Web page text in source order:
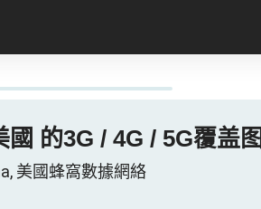
的3G / 4G / 5G覆盖图
美國蜂窩數據網絡